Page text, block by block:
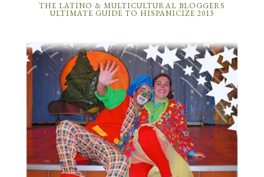
THE LATINO & MULTICULTURAL BLOGGERS
ULTIMATE GUIDE TO HISPANICIZE 2013